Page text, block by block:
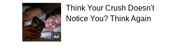
Think Your Crush Doesn't
Notice You? Think Again